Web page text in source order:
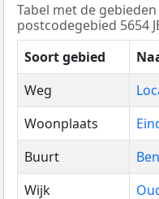
Tabel met de
postcodegebied 5654
Soort gebied
Weg
Woonplaats
Buurt
Wijk